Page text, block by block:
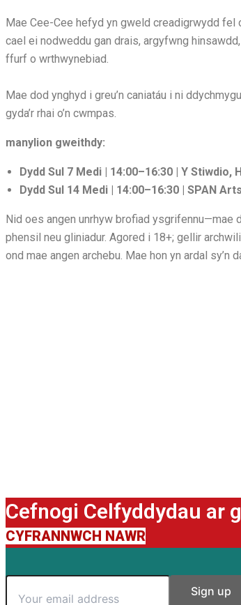
Mae Cee-Cee hefyd yn gweld creadigrwydd fel
cael ei nodweddu gan drais, argyfwng
ffurf o wrthwynebiad.
Mae dod ynghyd i greu’n caniatáu i ni
gyda’r rhai o’n cwmpas.
manylion gweithdy:
Dydd Sul 7 Medi | 14:00–16:30 | Y Stiwdio,
Dydd Sul 14 Medi | 14:00–16:30 | SPAN
Nid oes angen unrhyw brofiad ysgrifennu—mae
phensil neu gliniadur. Agored i 18+; gellir
ond mae angen archebu. Mae hon yn ardal sy’n
Cefnogi Celfyddydau ar
CYFRANNWCH NAWR